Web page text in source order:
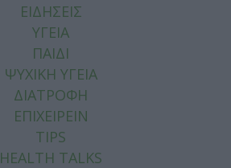
ΕΙΔΗΣΕΙΣ
ΥΓΕΙΑ
ΠΑΙΔΙ
ΨΥΧΙΚΗ ΥΓΕΙΑ
ΔΙΑΤΡΟΦΗ
ΕΠΙΧΕΙΡΕΙΝ
TIPS
HEALTH TALKS